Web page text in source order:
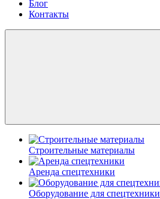
Блог
Контакты
Строительные материалы
Аренда спецтехники
Оборудование для спецтехники